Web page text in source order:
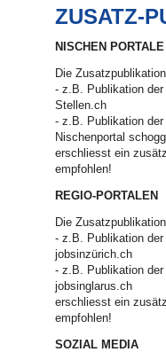
ZUSATZ-
NISCHEN PORTALE
Die
- z.B. Publikation
Stellen.ch
- z.B. Publikation
Nischenportal
erschliesst ein
empfohlen!
REGIO-PORTALEN
Die
- z.B. Publikation
jobsinzürich.ch
- z.B. Publikation
jobsinglarus.ch
erschliesst ein
empfohlen!
SOZIAL MEDIA